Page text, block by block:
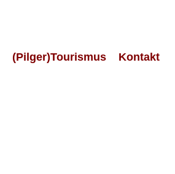
(Pilger)Tourismus Kontakt